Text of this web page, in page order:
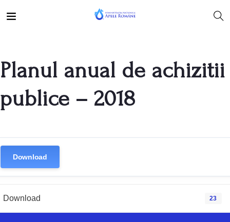
Planul anual de achizitii
publice – 2018
Download
Download 23